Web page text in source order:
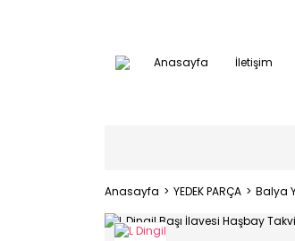
Anasayfa İletişim
Anasayfa YEDEK PARÇA Balya